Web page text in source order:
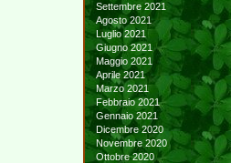
Settembre 2021
Agosto 2021
Luglio 2021
Giugno 2021
Maggio 2021
Aprile 2021
Marzo 2021
Febbraio 2021
Gennaio 2021
Dicembre 2020
Novembre 2020
Ottobre 2020